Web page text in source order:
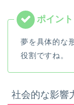
夢を具体的な
役割ですね。
社会的な影響